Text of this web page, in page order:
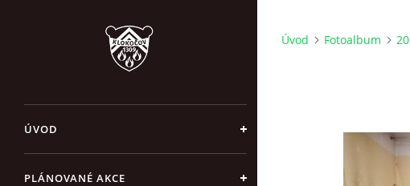
ÚVOD
PLÁNOVANÉ AKCE
Úvod Fotoalbum